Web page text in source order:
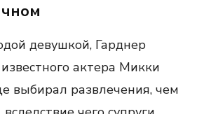
девушкой, Гарднер
актера Микки
выбирал развлечения, чем